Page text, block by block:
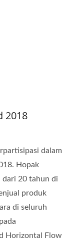
2018
dalam
Hopak
dari 20 tahun di
produk
di seluruh
Horizontal Flow